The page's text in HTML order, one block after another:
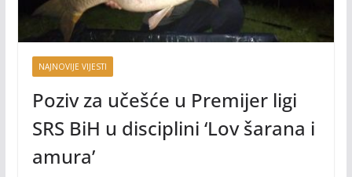
NAJNOVIJE VIJESTI
Poziv za učešće u Premijer ligi
SRS BiH u disciplini ‘Lov šarana i
amura’